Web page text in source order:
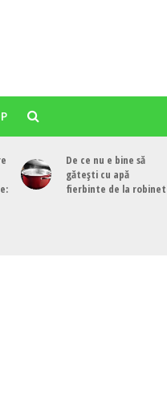
De ce nu e bine să
gătești cu apă
fierbinte de la robinet